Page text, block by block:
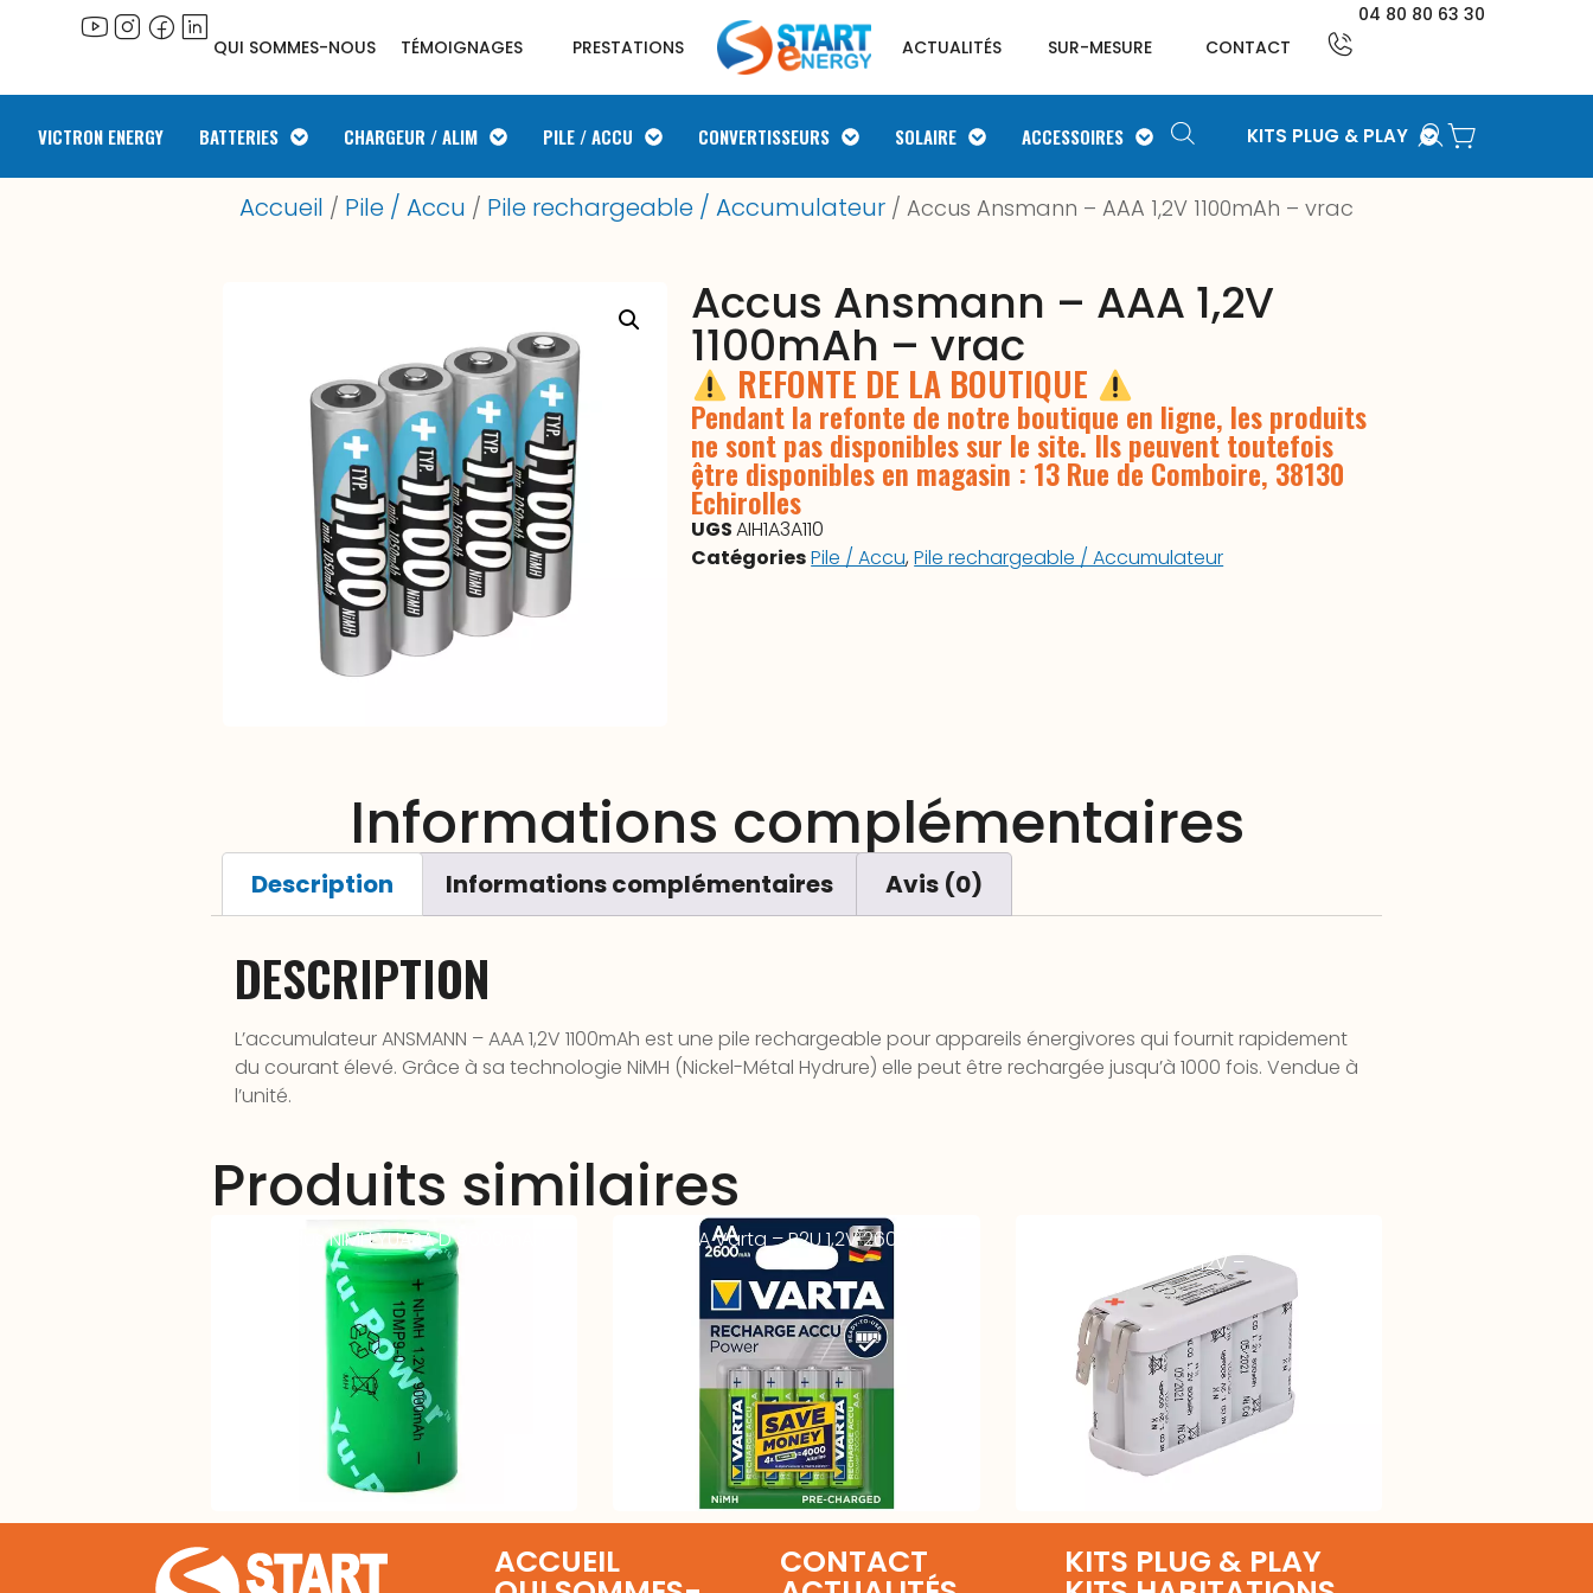
QUI SOMMES-NOUS TÉMOIGNAGES PRESTATIONS ACTUALITÉS SUR-MESURE CONTACT
04 80 80 63 30
VICTRON ENERGY BATTERIES CHARGEUR / ALIM PILE / ACCU CONVERTISSEURS SOLAIRE ACCESSOIRES KITS PLUG & PLAY
Accueil / Pile / Accu / Pile rechargeable / Accumulateur / Accus Ansmann – AAA 1,2V 1100mAh – vrac
Accus Ansmann – AAA 1,2V
1100mAh – vrac
REFONTE DE LA BOUTIQUE
Pendant la refonte de notre boutique en ligne, les produits
ne sont pas disponibles sur le site. Ils peuvent toutefois
être disponibles en magasin : 13 Rue de Comboire, 38130
Échirolles
UGSAIH1A3A110
CatégoriesPile / Accu,Pile rechargeable / Accumulateur
Informations complémentaires
Description Informations complémentaires Avis (0)
DESCRIPTION
L’accumulateur ANSMANN – AAA 1,2V 1100mAh est une pile rechargeable pour appareils énergivores qui fournit rapidement
du courant élevé. Grâce à sa technologie NiMH (Nickel-Métal Hydrure) elle peut être rechargée jusqu’à 1000 fois. Vendue à
l’unité.
Produits similaires
Accu Indus NIMH YUASA D 9000mAh
Accus AA Varta – R2U 1,2V 2600mAh –
Flasques 800 mAh 12V –
ACCUEIL CONTACT KITS PLUG & PLAY